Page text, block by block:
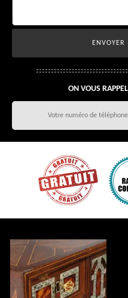
ON VOUS